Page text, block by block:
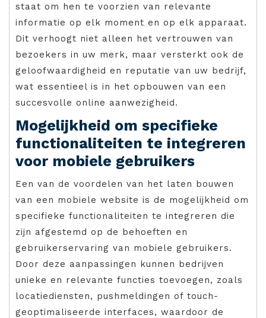
staat om hen te voorzien van relevante
informatie op elk moment en op elk apparaat.
Dit verhoogt niet alleen het vertrouwen van
bezoekers in uw merk, maar versterkt ook de
geloofwaardigheid en reputatie van uw bedrijf,
wat essentieel is in het opbouwen van een
succesvolle online aanwezigheid.
Mogelijkheid om specifieke
functionaliteiten te integreren
voor mobiele gebruikers
Een van de voordelen van het laten bouwen
van een mobiele website is de mogelijkheid om
specifieke functionaliteiten te integreren die
zijn afgestemd op de behoeften en
gebruikerservaring van mobiele gebruikers.
Door deze aanpassingen kunnen bedrijven
unieke en relevante functies toevoegen, zoals
locatiediensten, pushmeldingen of touch-
geoptimaliseerde interfaces, waardoor de